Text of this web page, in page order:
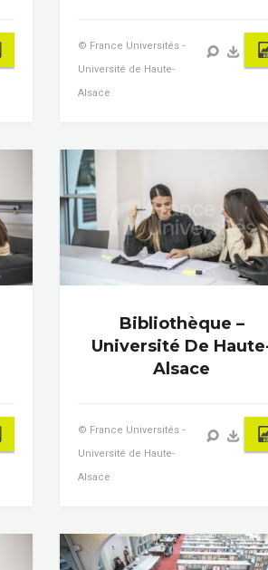
© France Universités -
Université de Haute-
Alsace
Bibliothèque –
Université De
Alsace
© France Universités -
Université de Haute-
Alsace